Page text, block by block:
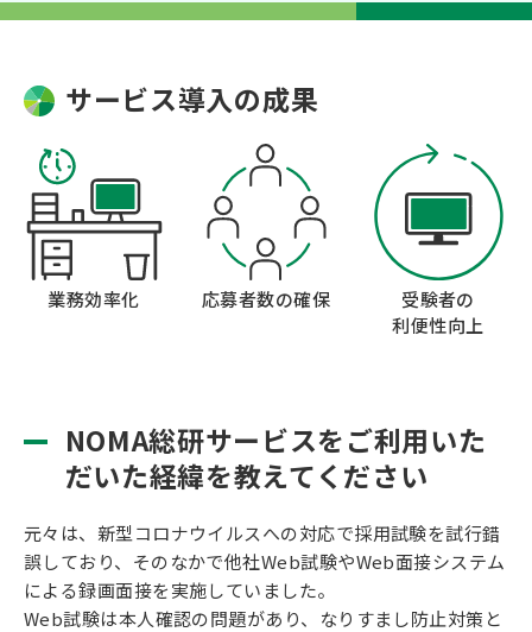
サービス導入の成果
業務効率化 応募者数の確保
受験者の
利便性向上
NOMA総研サービスをご利用いた
だいた経緯を教えてください
元々は、新型コロナウイルスへの対応で採用試験を試行錯
誤しており、そのなかで他社Web試験やWeb面接システム
による録画面接を実施していました。
Web試験は本人確認の問題があり、なりすまし防止対策と